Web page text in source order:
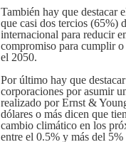
También hay que destacar
que casi dos tercios (65%)
internacional para reducir
compromiso para cumplir o
el 2050.
Por último hay que
corporaciones por asumir
realizado por Ernst &
dólares o más dicen que
cambio climático en los
entre el 0.5% y más del